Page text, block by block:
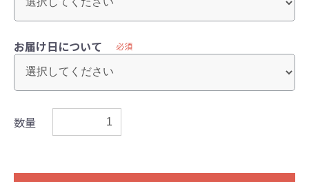
お届け日について 必須
数量